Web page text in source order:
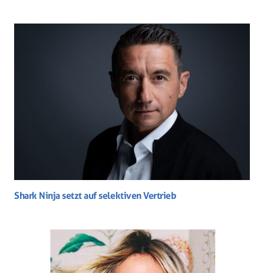
Shark Ninja setzt auf selektiven Vertrieb